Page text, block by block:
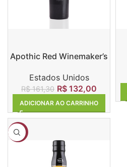
Apothic Red Winemaker’s
Estados Unidos
R$161,30 R$ 132,00
ADICIONAR AO CARRINHO
-4%